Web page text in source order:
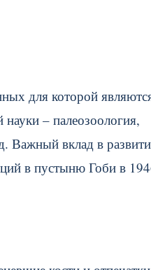
для которой
– палеозоология,
Важный вклад в
в пустыню Гоби в